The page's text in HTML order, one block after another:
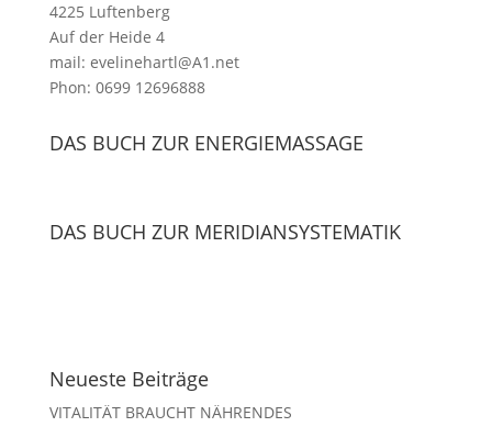
4225 Luftenberg
Auf der Heide 4
mail: evelinehartl@A1.net
Phon: 0699 12696888
DAS BUCH ZUR ENERGIEMASSAGE
DAS BUCH ZUR MERIDIANSYSTEMATIK
Neueste Beiträge
VITALITÄT BRAUCHT NÄHRENDES